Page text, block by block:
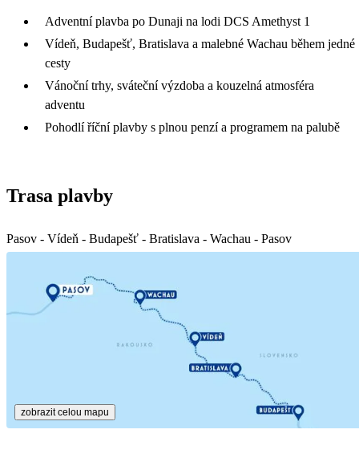
Adventní plavba po Dunaji na lodi DCS Amethyst 1
Vídeň, Budapešť, Bratislava a malebné Wachau během jedné
cesty
Vánoční trhy, sváteční výzdoba a kouzelná atmosféra
adventu
Pohodlí říční plavby s plnou penzí a programem na palubě
Trasa plavby
Pasov - Vídeň - Budapešť - Bratislava - Wachau - Pasov
zobrazit celou mapu